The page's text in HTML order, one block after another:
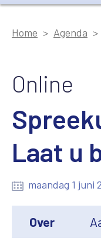
Home Agenda
Online
Laat u
maandag 1 juni
Over